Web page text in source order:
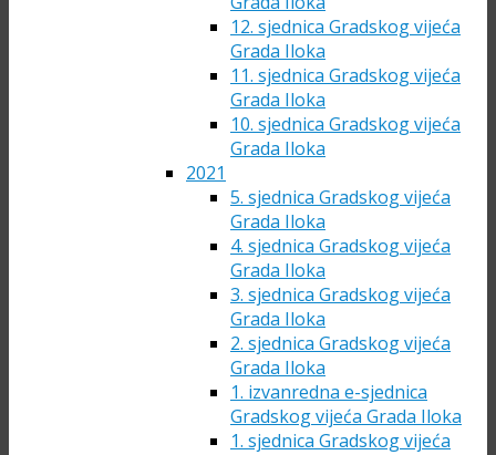
12. sjednica Gradskog vijeća
Grada Iloka
11. sjednica Gradskog vijeća
Grada Iloka
10. sjednica Gradskog vijeća
Grada Iloka
2021
5. sjednica Gradskog vijeća
Grada Iloka
4. sjednica Gradskog vijeća
Grada Iloka
3. sjednica Gradskog vijeća
Grada Iloka
2. sjednica Gradskog vijeća
Grada Iloka
1. izvanredna e-sjednica
Gradskog vijeća Grada Iloka
1. sjednica Gradskog vijeća